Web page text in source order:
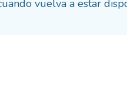
vuelva a estar